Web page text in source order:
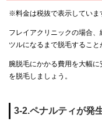
※料金は税抜で表示していま
フレイアクリニックの場合
ツルになるまで脱毛すること
腕脱毛にかかる費用を大幅
を脱毛しましょう。
3-2.ペナルティが発